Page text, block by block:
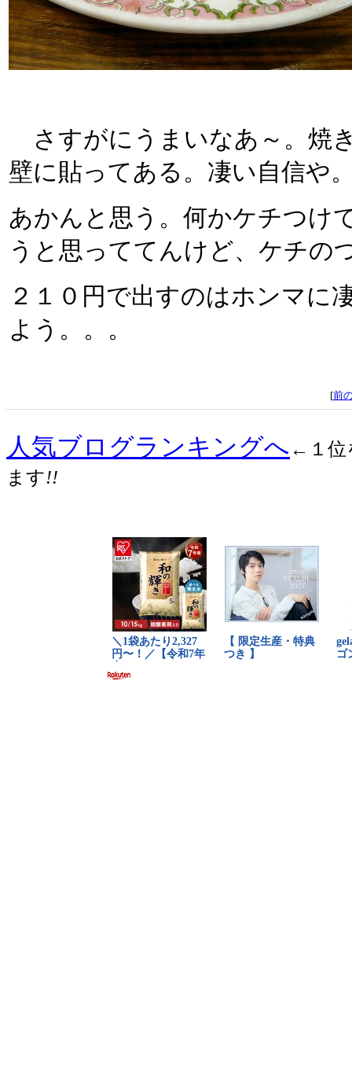
さすがにうまいなあ～。焼
壁に貼ってある。凄い自信や
あかんと思う。何かケチつけ
うと思っててんけど、ケチの
２１０円で出すのはホンマに
よう。。。
[前
人気ブログランキングへ ←１位
ます!!